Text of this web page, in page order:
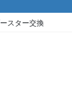
スター交換